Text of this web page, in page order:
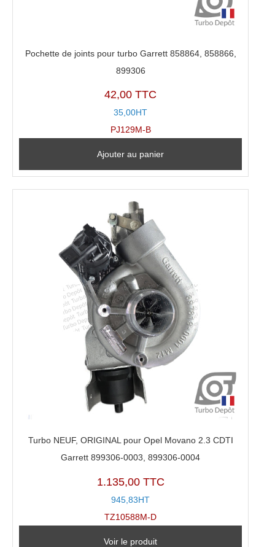
Pochette de joints pour turbo Garrett 858864, 858866,
899306
42,00 TTC
35,00HT
PJ129M-B
Ajouter au panier
Turbo NEUF, ORIGINAL pour Opel Movano 2.3 CDTI
Garrett 899306-0003, 899306-0004
1.135,00 TTC
945,83HT
TZ10588M-D
Voir le produit